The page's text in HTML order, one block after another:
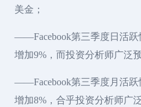
美金；
——Facebook第三季度日活跃
增加9%，而投资分析师广泛
——Facebook第三季度月活跃
增加8%，合乎投资分析师广